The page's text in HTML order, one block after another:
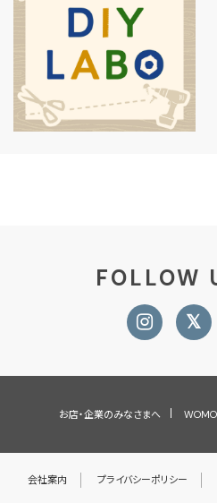
FOLLOW
お店・企業のみなさまへ
会社案内 プライバシーポリシー